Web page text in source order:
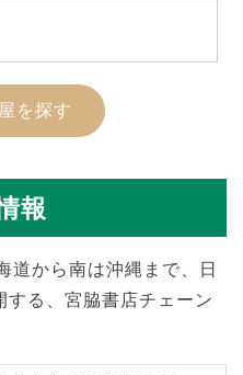
を探す
報
道から南は沖縄まで、日
る、宮脇書店チェーン